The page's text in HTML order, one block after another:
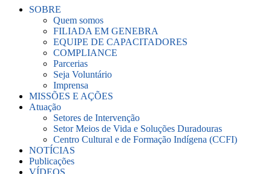
SOBRE
Quem somos
FILIADA EM GENEBRA
EQUIPE DE CAPACITADORES
COMPLIANCE
Parcerias
Seja Voluntário
Imprensa
MISSÕES E AÇÕES
Atuação
Setores de Intervenção
Setor Meios de Vida e Soluções Duradouras
Centro Cultural e de Formação Indígena (CCFI)
NOTÍCIAS
Publicações
VÍDEOS